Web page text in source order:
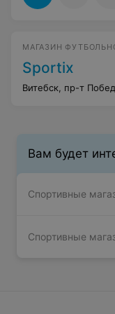
МАГАЗИН
Sportix
Витебск, пр-т
Вам будет
Спортивные
Спортивные